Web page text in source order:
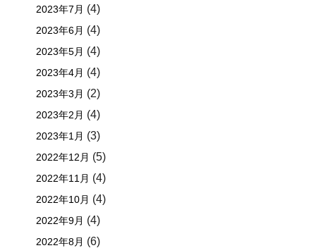
2023年7月 (4)
2023年6月 (4)
2023年5月 (4)
2023年4月 (4)
2023年3月 (2)
2023年2月 (4)
2023年1月 (3)
2022年12月 (5)
2022年11月 (4)
2022年10月 (4)
2022年9月 (4)
2022年8月 (6)